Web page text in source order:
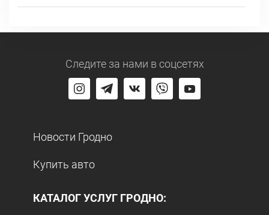
Следите за нами в соцсетях
Новости Гродно
Купить авто
КАТАЛОГ УСЛУГ ГРОДНО: